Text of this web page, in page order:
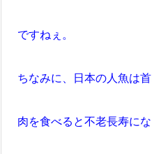
ですねぇ。
ちなみに、日本の人魚は首
肉を食べると不老長寿に